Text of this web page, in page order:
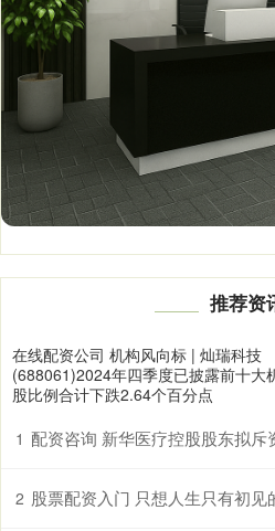
推荐资
在线配资公司 机构风向标 | 灿瑞科技
(688061)2024年四季度已披露前十大
股比例合计下跌2.64个百分点
1 配资咨询 新华医疗控股股东拟斥
2 股票配资入门 只想人生只有初